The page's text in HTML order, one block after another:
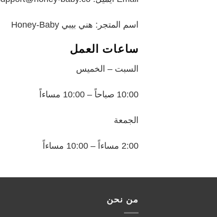
اسم المتجر: هني بيبي Honey-Baby
ساعات العمل
السبت – الخميس
10:00 صباحاً – 10:00 مساءاً
الجمعة
2:00 مساءاً – 10:00 مساءاً
من نحن